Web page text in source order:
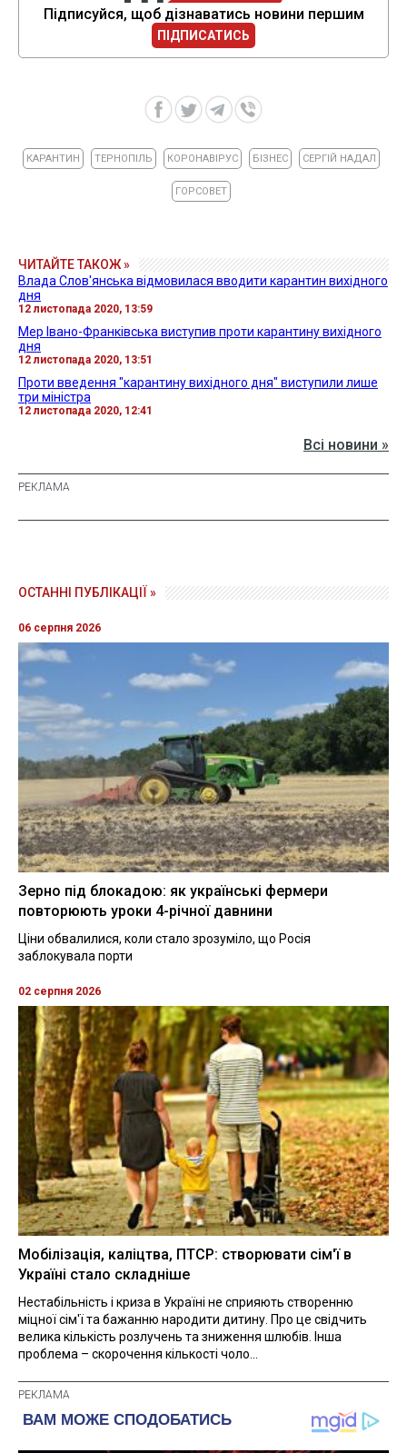
Підписуйся, щоб дізнаватись новини першим
ПІДПИСАТИСЬ
КАРАНТИН ТЕРНОПІЛЬ КОРОНАВІРУС БІЗНЕС СЕРГІЙ НАДАЛ
ГОРСОВЕТ
ЧИТАЙТЕ ТАКОЖ »
Влада Слов'янська відмовилася вводити карантин вихідного
дня
12 листопада 2020, 13:59
Мер Івано-Франківська виступив проти карантину вихідного
дня
12 листопада 2020, 13:51
Проти введення "карантину вихідного дня" виступили лише
три міністра
12 листопада 2020, 12:41
Всі новини »
ОСТАННІ ПУБЛІКАЦІЇ »
06 серпня 2026
Зерно під блокадою: як українські фермери
повторюють уроки 4-річної давнини
Ціни обвалилися, коли стало зрозуміло, що Росія
заблокувала порти
02 серпня 2026
Мобілізація, каліцтва, ПТСР: створювати сім'ї в
Україні стало складніше
Нестабільність і криза в Україні не сприяють створенню
міцної сім'ї та бажанню народити дитину. Про це свідчить
велика кількість розлучень та зниження шлюбів. Інша
проблема – скорочення кількості чоло...